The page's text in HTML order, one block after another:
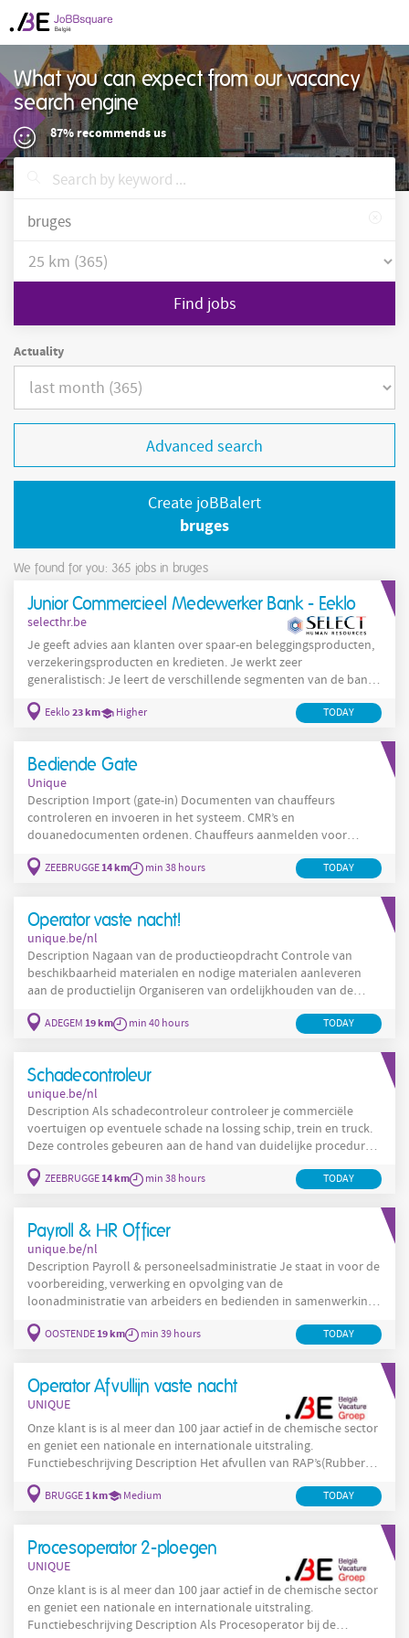
What you can expect from our vacancy
search engine
87% recommends us
Find jobs
Actuality
Advanced search
Create joBBalert
bruges
We found for you: 365 jobs in bruges
Junior Commercieel Medewerker Bank - Eeklo
selecthr.be
Je geeft advies aan klanten over spaar-en beleggingsproducten,
verzekeringsproducten en kredieten. Je werkt zeer
generalistisch: Je leert de verschillende segmenten van de bank
bouwt een klantenportefeuille uit.
Eeklo 23 km Higher TODAY
Bediende Gate
Unique
Description Import (gate-in) Documenten van chauffeurs
controleren en invoeren in het systeem. CMR’s en
douanedocumenten ordenen. Chauffeurs aanmelden voor
en andere aanwezigen. Overleg met collega’s over scanning en
ZEEBRUGGE14 km min 38 hours TODAY
Operator vaste nacht!
unique.be/nl
Description Nagaan van de productieopdracht Controle van
beschikbaarheid materialen en nodige materialen aanleveren
aan de productielijn Organiseren van ordelijkhouden van de
de ploegchef bij het extrusie proces. Communicatie met
ADEGEM 19 km min 40 hours TODAY
Schadecontroleur
unique.be/nl
Description Als schadecontroleur controleer je commerciële
voertuigen op eventuele schade na lossing schip, trein en truck.
Deze controles gebeuren aan de hand van duidelijke procedures
correct evalueren volgens voorgeschreven criteria Controle op
toepassen en
ZEEBRUGGE14 km min 38 hours TODAY
Payroll & HR Officer
unique.be/nl
Description Payroll & personeelsadministratie Je staat in voor de
voorbereiding, verwerking en opvolging van de
loonadministratie van arbeiders en bedienden in samenwerking
personeelsdossiers van A tot Z. Je maakt
personeelsgegevens nauwgezet op en verwerkt waar nodig de
OOSTENDE19 km min 39 hours TODAY
Operator Afvullijn vaste nacht
UNIQUE
Onze klant is is al meer dan 100 jaar actief in de chemische sector
en geniet een nationale en internationale uitstraling.
Functiebeschrijving Description Het afvullen van RAP’s(Rubber
adhesion promoter) met behulp van en semi-automatische
afvulinstallatie, door het uitvoeren van specifieke taken die
BRUGGE1 km Medium TODAY
Procesoperator 2-ploegen
UNIQUE
Onze klant is is al meer dan 100 jaar actief in de chemische sector
en geniet een nationale en internationale uitstraling.
Functiebeschrijving Description Als Procesoperator bij de